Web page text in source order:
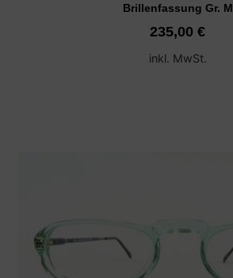
Brillenfassung Gr. M
235,00 €
inkl. MwSt.